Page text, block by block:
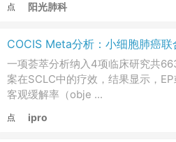
点
重
载
阳光肺科
COCIS Meta分析：小细胞肺癌
一项荟萃分析纳入4项临床研究共
案在SCLC中的疗效，结果显示，EP
客观缓解率（obje ...
点
ipro